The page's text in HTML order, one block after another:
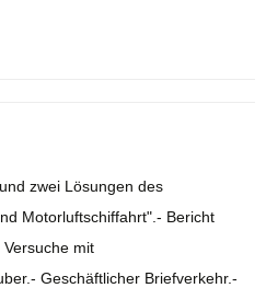
zwei Lösungen des
Motorluftschiffahrt".- Bericht
mit
Geschäftlicher Briefverkehr.-